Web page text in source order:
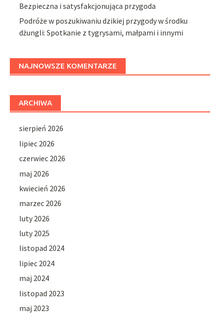
Bezpieczna i satysfakcjonująca przygoda
Podróże w poszukiwaniu dzikiej przygody w środku
dżungli: Spotkanie z tygrysami, małpami i innymi
NAJNOWSZE KOMENTARZE
ARCHIWA
sierpień 2026
lipiec 2026
czerwiec 2026
maj 2026
kwiecień 2026
marzec 2026
luty 2026
luty 2025
listopad 2024
lipiec 2024
maj 2024
listopad 2023
maj 2023